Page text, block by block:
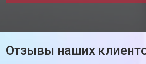
Отзывы наших